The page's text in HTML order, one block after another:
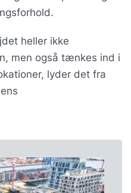
heller ikke
men også tænkes ind i
lyder det fra